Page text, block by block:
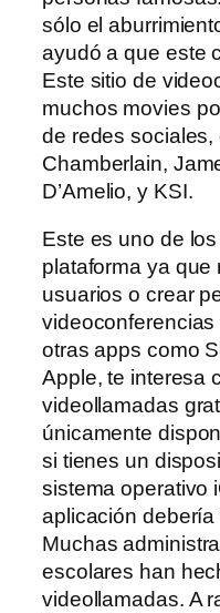
sólo el
ayudó a que este
Este sitio de
muchos movies
de redes sociales,
Chamberlain,
D’Amelio, y KSI.
Este es uno de
plataforma ya
usuarios o crear
otras apps como
Apple, te interesa
videollamadas
únicamente
si tienes un
sistema operativo
aplicación
Muchas
escolares han
videollamadas. A